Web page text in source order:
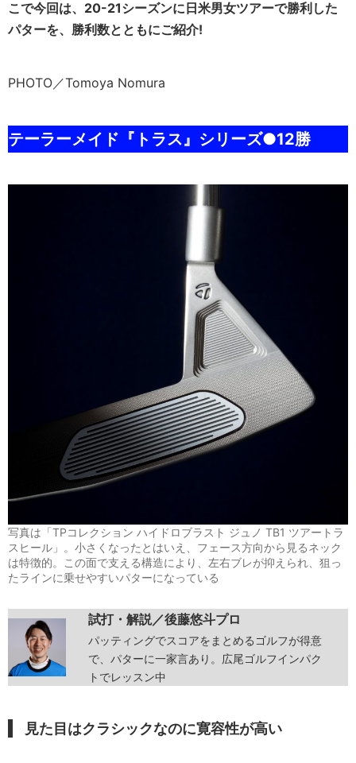
こで今回は、20-21シーズンに日米男女ツアーで勝利した
パターを、勝利数とともにご紹介!
PHOTO／Tomoya Nomura
テーラーメイド『トラス』シリーズ●12勝
写真は「TPコレクション ハイドロブラスト ジュノ TB1 ツアートラ
スヒール」。小さくなったとはいえ、フェース方向から見るネック
は特徴的。この面で支える構造により、左右ブレが抑えられ、狙っ
たラインに乗せやすいパターになっている
試打・解説／後藤悠斗プロ
パッティングでスコアをまとめるゴルフが得意
で、パターに一家言あり。広尾ゴルフインパク
トでレッスン中
見た目はクラシックなのに寛容性が高い